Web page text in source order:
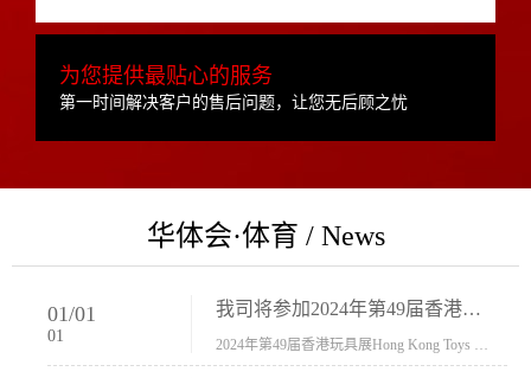
为您提供最贴心的服务
第一时间解决客户的售后问题，让您无后顾之忧
华体会·体育 / News
01/01
01
我司将参加2024年第49届香港玩具展Hong Kong Toys & Games Fair 欢迎新···